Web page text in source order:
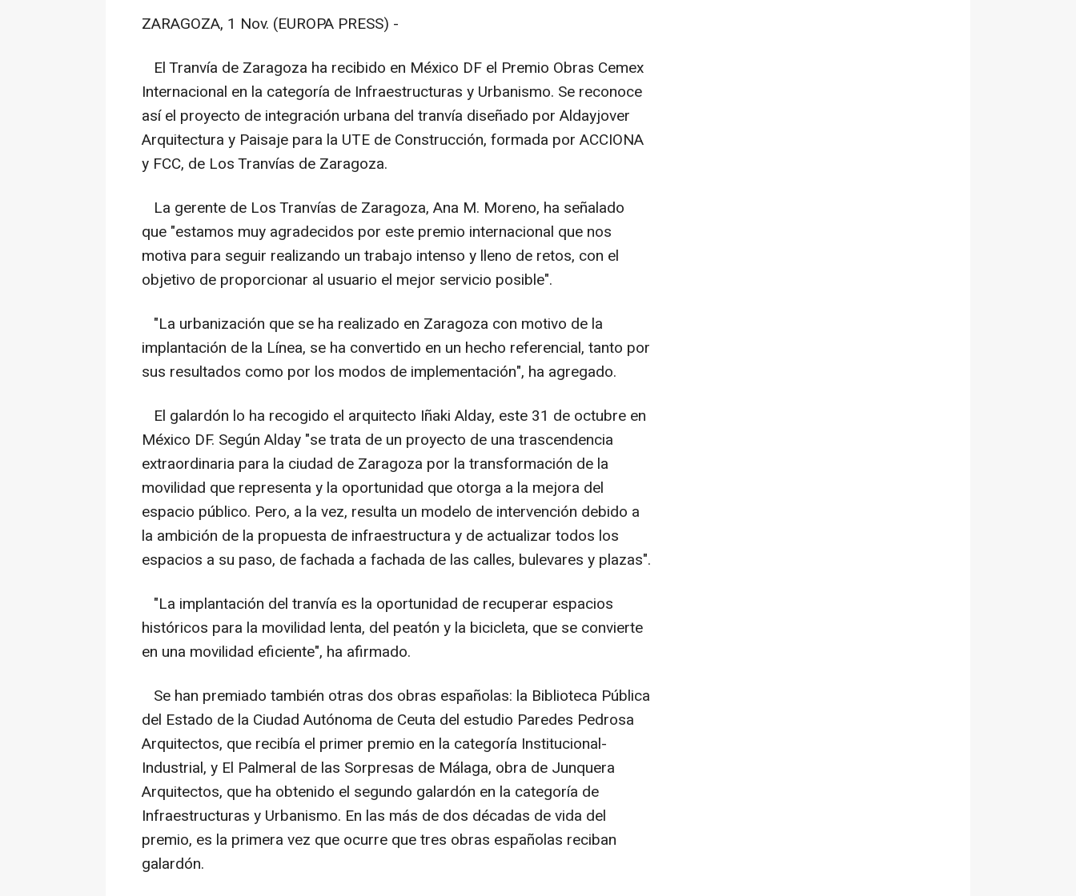
ZARAGOZA, 1 Nov. (EUROPA PRESS) -
El Tranvía de Zaragoza ha recibido en México DF el Premio Obras Cemex
Internacional en la categoría de Infraestructuras y Urbanismo. Se reconoce
así el proyecto de integración urbana del tranvía diseñado por Aldayjover
Arquitectura y Paisaje para la UTE de Construcción, formada por ACCIONA
y FCC, de Los Tranvías de Zaragoza.
La gerente de Los Tranvías de Zaragoza, Ana M. Moreno, ha señalado
que "estamos muy agradecidos por este premio internacional que nos
motiva para seguir realizando un trabajo intenso y lleno de retos, con el
objetivo de proporcionar al usuario el mejor servicio posible".
"La urbanización que se ha realizado en Zaragoza con motivo de la
implantación de la Línea, se ha convertido en un hecho referencial, tanto por
sus resultados como por los modos de implementación", ha agregado.
El galardón lo ha recogido el arquitecto Iñaki Alday, este 31 de octubre en
México DF. Según Alday "se trata de un proyecto de una trascendencia
extraordinaria para la ciudad de Zaragoza por la transformación de la
movilidad que representa y la oportunidad que otorga a la mejora del
espacio público. Pero, a la vez, resulta un modelo de intervención debido a
la ambición de la propuesta de infraestructura y de actualizar todos los
espacios a su paso, de fachada a fachada de las calles, bulevares y plazas".
"La implantación del tranvía es la oportunidad de recuperar espacios
históricos para la movilidad lenta, del peatón y la bicicleta, que se convierte
en una movilidad eficiente", ha afirmado.
Se han premiado también otras dos obras españolas: la Biblioteca Pública
del Estado de la Ciudad Autónoma de Ceuta del estudio Paredes Pedrosa
Arquitectos, que recibía el primer premio en la categoría Institucional-
Industrial, y El Palmeral de las Sorpresas de Málaga, obra de Junquera
Arquitectos, que ha obtenido el segundo galardón en la categoría de
Infraestructuras y Urbanismo. En las más de dos décadas de vida del
premio, es la primera vez que ocurre que tres obras españolas reciban
galardón.